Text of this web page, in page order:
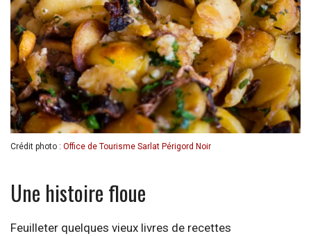
Crédit photo : Office de Tourisme Sarlat Périgord Noir
Une histoire floue
Feuilleter quelques vieux livres de recettes